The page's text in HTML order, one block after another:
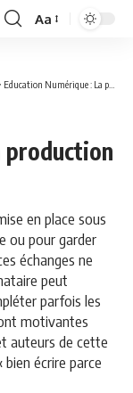
Font
Aa
Education Numérique : La production d’écrit 2.0 via l’E.N.T.
production
en place sous
ou pour garder
échanges ne
peut
parfois les
motivantes
auteurs de cette
écrire parce